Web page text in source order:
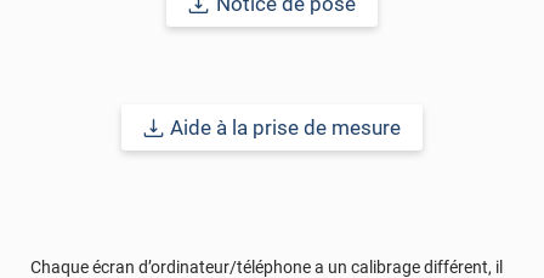
Aide à la prise de mesure
Chaque écran d’ordinateur/téléphone a un calibrage différent, il